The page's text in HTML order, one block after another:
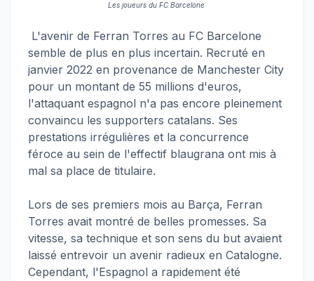
Les joueurs du FC Barcelone
L'avenir de Ferran Torres au FC Barcelone
semble de plus en plus incertain. Recruté en
janvier 2022 en provenance de Manchester City
pour un montant de 55 millions d'euros,
l'attaquant espagnol n'a pas encore pleinement
convaincu les supporters catalans. Ses
prestations irrégulières et la concurrence
féroce au sein de l'effectif blaugrana ont mis à
mal sa place de titulaire.
Lors de ses premiers mois au Barça, Ferran
Torres avait montré de belles promesses. Sa
vitesse, sa technique et son sens du but avaient
laissé entrevoir un avenir radieux en Catalogne.
Cependant, l'Espagnol a rapidement été